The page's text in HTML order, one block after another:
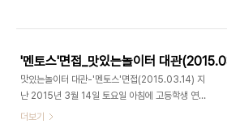
은 결과물을 얻을 수 없을 뿐더러 촬영과는 달리 중간
해 소개를 하고 있으면, 학생들은각자 자리 앞에 위치
한 컴퓨터로 바로바로 검색을 했습니다! 강의를 진행
할 때마다 궁금한 점이 있으면 너나 할것 없이 대표님
께 질문을 쏟아냅니다. 대표님은 기분 좋게 각 질문마
다 재치있고 재밌게 답변을 하셔서 역시 강의 분위기
맛있는놀이터 대관-'멘토스'면접(2015.03.14) 지
난 2015년 3월 14일 토요일 아침에 고등학생 연합
동아리 '멘토스'가 동아리 신입 면접을 위해 맛있는놀
더보기